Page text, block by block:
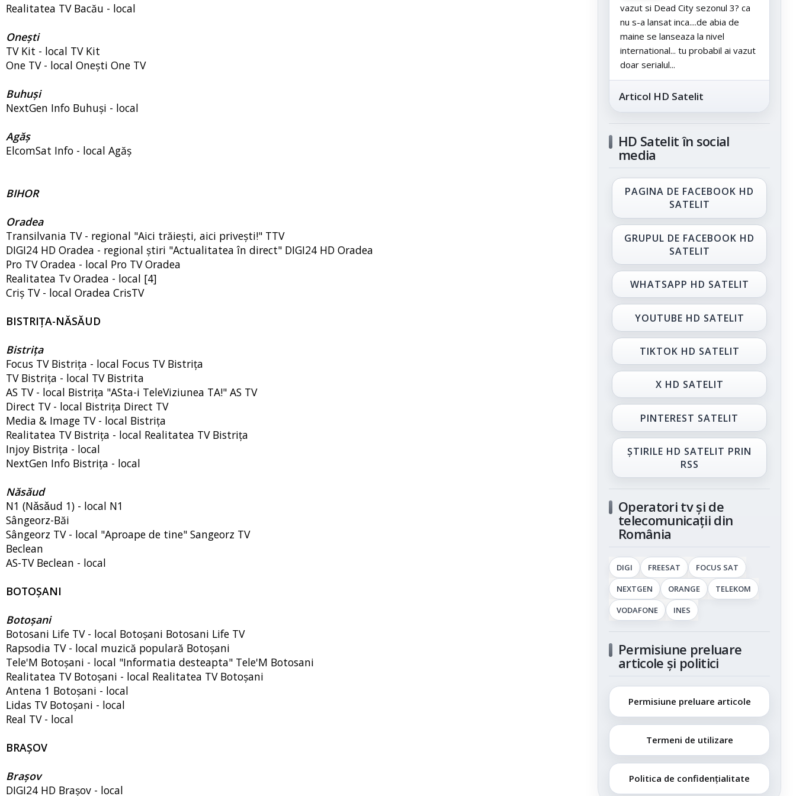
Realitatea TV Bacău - local
Onești
TV Kit - local TV Kit
One TV - local Onești One TV
Buhuși
NextGen Info Buhuși - local
Agăș
ElcomSat Info - local Agăș
BIHOR
Oradea
Transilvania TV - regional "Aici trăiești, aici privești!" TTV
DIGI24 HD Oradea - regional știri "Actualitatea în direct" DIGI24 HD Oradea
Pro TV Oradea - local Pro TV Oradea
Realitatea Tv Oradea - local [4]
Criș TV - local Oradea CrisTV
BISTRIȚA-NĂSĂUD
Bistrița
Focus TV Bistrița - local Focus TV Bistrița
TV Bistrița - local TV Bistrita
AS TV - local Bistrița "ASta-i TeleViziunea TA!" AS TV
Direct TV - local Bistrița Direct TV
Media & Image TV - local Bistrița
Realitatea TV Bistrița - local Realitatea TV Bistrița
Injoy Bistrița - local
NextGen Info Bistrița - local
Năsăud
N1 (Nǎsǎud 1) - local N1
Sângeorz-Băi
Sângeorz TV - local "Aproape de tine" Sangeorz TV
Beclean
AS-TV Beclean - local
BOTOȘANI
Botoșani
Botosani Life TV - local Botoșani Botosani Life TV
Rapsodia TV - local muzică populară Botoșani
Tele'M Botoșani - local "Informatia desteapta" Tele'M Botosani
Realitatea TV Botoșani - local Realitatea TV Botoșani
Antena 1 Botoșani - local
Lidas TV Botoșani - local
Real TV - local
BRAȘOV
Brașov
DIGI24 HD Brașov - local
vazut si Dead City sezonul 3? ca
nu s-a lansat inca....de abia de
maine se lanseaza la nivel
international... tu probabil ai vazut
doar serialul...
Articol HD Satelit
HD Satelit în social
media
PAGINA DE FACEBOOK HD
SATELIT
GRUPUL DE FACEBOOK HD
SATELIT
WHATSAPP HD SATELIT
YOUTUBE HD SATELIT
TIKTOK HD SATELIT
X HD SATELIT
PINTEREST SATELIT
ȘTIRILE HD SATELIT PRIN
RSS
Operatori tv și de
telecomunicații din
România
DIGI FREESAT
FOCUS SAT
NEXTGEN
ORANGE
TELEKOM
VODAFONE
INES
Permisiune preluare
articole și politici
Permisiune preluare articole
Termeni de utilizare
Politica de confidențialitate